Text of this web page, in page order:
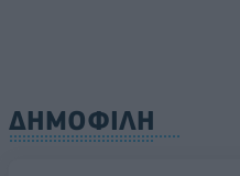
ΔΗΜΟΦΙΛΗ